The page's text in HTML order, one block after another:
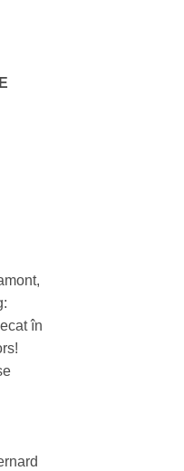
în